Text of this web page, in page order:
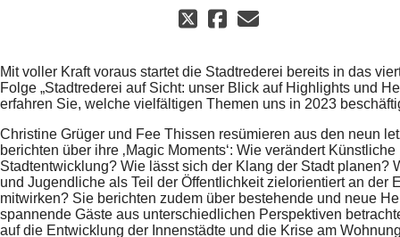
Mit voller Kraft voraus startet die Stadtrederei bereits in das
Folge „Stadtrederei auf Sicht: unser Blick auf Highlights und
erfahren Sie, welche vielfältigen Themen uns in 2023
Christine Grüger und Fee Thissen resümieren aus den neun
berichten über ihre ‚Magic Moments‘: Wie verändert
Stadtentwicklung? Wie lässt sich der Klang der Stadt planen?
und Jugendliche als Teil der Öffentlichkeit zielorientiert an der
mitwirken? Sie berichten zudem über bestehende und neue
spannende Gäste aus unterschiedlichen Perspektiven
auf die Entwicklung der Innenstädte und die Krise am